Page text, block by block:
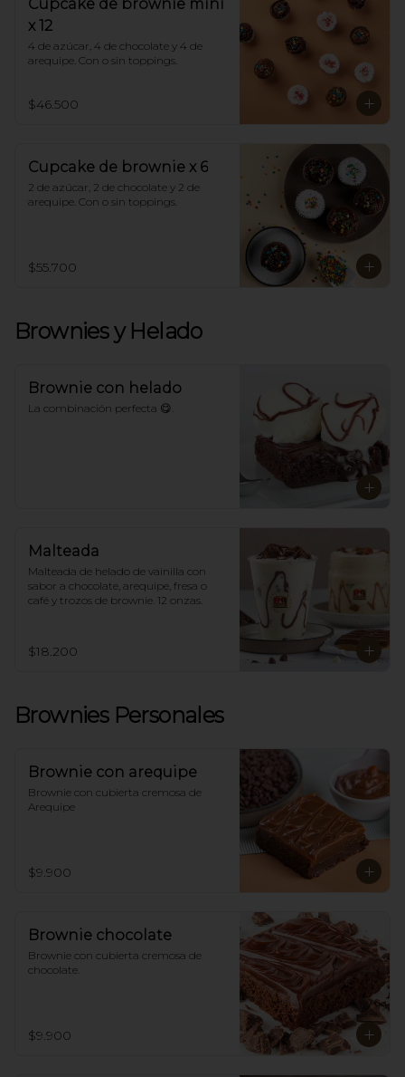
Cupcake de brownie mini
x 12
4 de azúcar, 4 de chocolate y 4 de
arequipe. Con o sin toppings.
$46.500
Cupcake de brownie x 6
2 de azúcar, 2 de chocolate y 2 de
arequipe. Con o sin toppings.
$55.700
Brownies y Helado
Brownie con helado
La combinación perfecta 😋.
Malteada
Malteada de helado de vainilla con
sabor a chocolate, arequipe, fresa o
café y trozos de brownie. 12 onzas.
$18.200
Brownies Personales
Brownie con arequipe
Brownie con cubierta cremosa de
Arequipe
$9.900
Brownie chocolate
Brownie con cubierta cremosa de
chocolate.
$9.900